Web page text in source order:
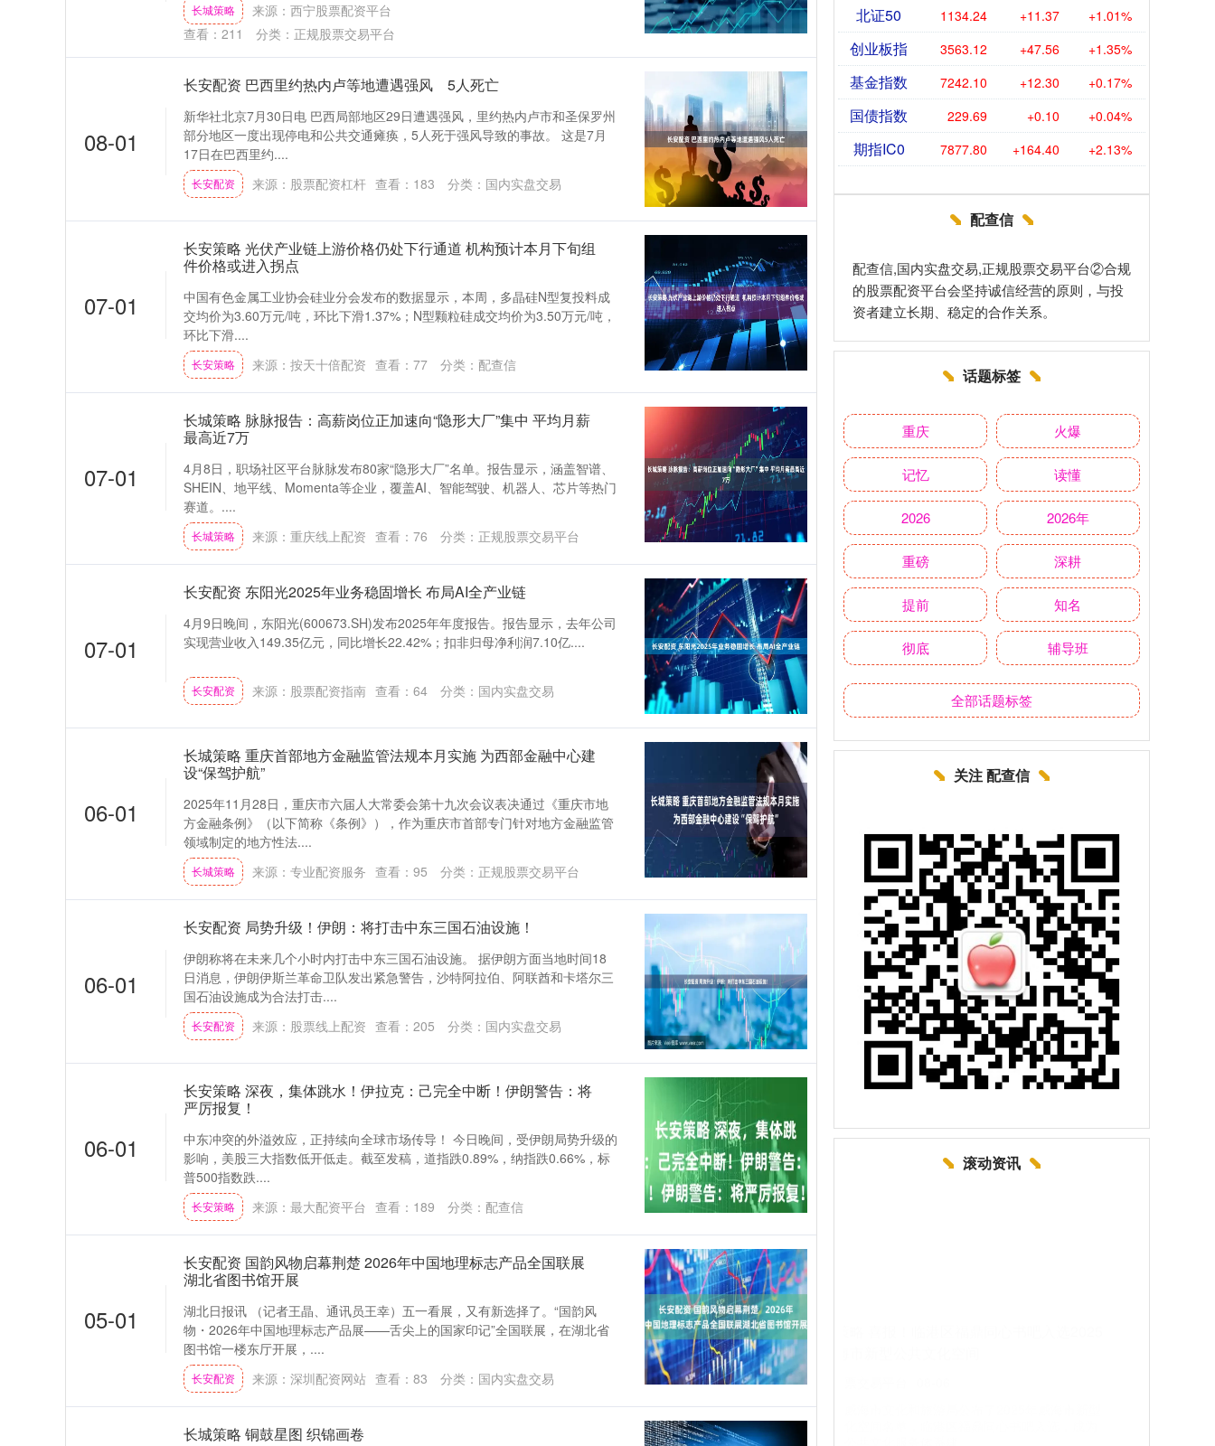
长城策略
来源：西宁股票配资平台
查看： 211 分类： 正规股票交易平台
08-01
长安配资 巴西里约热内卢等地遭遇强风 5人死亡
新华社北京7月30日电 巴西局部地区29日遭遇强风，里约热内卢市和圣保罗州
部分地区一度出现停电和公共交通瘫痪，5人死于强风导致的事故。 这是7月
17日在巴西里约....
长安配资 来源：股票配资杠杆 查看： 183 分类： 国内实盘交易
07-01
长安策略 光伏产业链上游价格仍处下行通道 机构预计本月下旬组
件价格或进入拐点
中国有色金属工业协会硅业分会发布的数据显示，本周，多晶硅N型复投料成
交均价为3.60万元/吨，环比下滑1.37%；N型颗粒硅成交均价为3.50万元/吨，
环比下滑....
长安策略 来源：按天十倍配资 查看： 77 分类： 配查信
07-01
长城策略 脉脉报告：高薪岗位正加速向“隐形大厂”集中 平均月薪
最高近7万
4月8日，职场社区平台脉脉发布80家“隐形大厂”名单。报告显示，涵盖智谱、
SHEIN、地平线、Momenta等企业，覆盖AI、智能驾驶、机器人、芯片等热门
赛道。....
长城策略 来源：重庆线上配资 查看： 76 分类： 正规股票交易平台
07-01
长安配资 东阳光2025年业务稳固增长 布局AI全产业链
4月9日晚间，东阳光(600673.SH)发布2025年年度报告。报告显示，去年公司
实现营业收入149.35亿元，同比增长22.42%；扣非归母净利润7.10亿....
长安配资 来源：股票配资指南 查看： 64 分类： 国内实盘交易
06-01
长城策略 重庆首部地方金融监管法规本月实施 为西部金融中心建
设“保驾护航”
2025年11月28日，重庆市六届人大常委会第十九次会议表决通过《重庆市地
方金融条例》（以下简称《条例》），作为重庆市首部专门针对地方金融监管
领域制定的地方性法....
长城策略 来源：专业配资服务 查看： 95 分类： 正规股票交易平台
06-01
长安配资 局势升级！伊朗：将打击中东三国石油设施！
伊朗称将在未来几个小时内打击中东三国石油设施。 据伊朗方面当地时间18
日消息，伊朗伊斯兰革命卫队发出紧急警告，沙特阿拉伯、阿联酋和卡塔尔三
国石油设施成为合法打击....
长安配资 来源：股票线上配资 查看： 205 分类： 国内实盘交易
06-01
长安策略 深夜，集体跳水！伊拉克：己完全中断！伊朗警告：将
严厉报复！
中东冲突的外溢效应，正持续向全球市场传导！ 今日晚间，受伊朗局势升级的
影响，美股三大指数低开低走。截至发稿，道指跌0.89%，纳指跌0.66%，标
普500指数跌....
长安策略 来源：最大配资平台 查看： 189 分类： 配查信
05-01
长安配资 国韵风物启幕荆楚 2026年中国地理标志产品全国联展
湖北省图书馆开展
湖北日报讯 （记者王晶、通讯员王幸）五一看展，又有新选择了。“国韵风
物・2026年中国地理标志产品展——舌尖上的国家印记”全国联展，在湖北省
图书馆一楼东厅开展，....
长安配资 来源：深圳配资网站 查看： 83 分类： 国内实盘交易
长城策略 铜鼓星图 织锦画卷
北证50 1134.24 +11.37 +1.01%
创业板指 3563.12 +47.56 +1.35%
基金指数 7242.10 +12.30 +0.17%
国债指数 229.69 +0.10 +0.04%
期指IC0 7877.80 +164.40 +2.13%
配查信
配查信,国内实盘交易,正规股票交易平台②合规
的股票配资平台会坚持诚信经营的原则，与投
资者建立长期、稳定的合作关系。
话题标签
重庆 火爆
记忆 读懂
2026 2026年
重磅 深耕
提前 知名
彻底 辅导班
全部话题标签
关注 配查信
滚动资讯